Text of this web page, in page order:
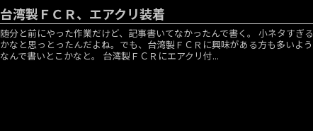
台湾製ＦＣＲ、エアクリ装着
随分と前にやった作業だけど、記事書いてなかったんで書く。 小ネタすぎる
かなと思っとったんだよね。でも、台湾製ＦＣＲに興味がある方も多いよう
なんで書いとこかなと。 台湾製ＦＣＲにエアクリ付...